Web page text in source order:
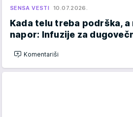
SENSA VESTI 10.07.2026.
Kada telu treba podrška, a
napor: Infuzije za
Komentariši